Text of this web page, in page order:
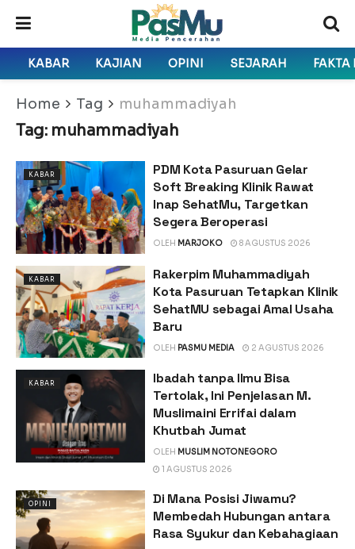
KABAR KAJIAN OPINI SEJARAH FAKTA
Home Tag muhammadiyah
Tag: muhammadiyah
KABAR
PDM Kota Pasuruan Gelar
Soft Breaking Klinik Rawat
Inap SehatMu, Targetkan
Segera Beroperasi
OLEH MARJOKO 8 AGUSTUS 2026
KABAR
Rakerpim Muhammadiyah
Kota Pasuruan Tetapkan Klinik
SehatMU sebagai Amal Usaha
Baru
OLEH PASMU MEDIA 2 AGUSTUS 2026
KABAR
Ibadah tanpa Ilmu Bisa
Tertolak, Ini Penjelasan M.
Muslimaini Errifai dalam
Khutbah Jumat
OLEH MUSLIM NOTONEGORO
1 AGUSTUS 2026
OPINI
Di Mana Posisi Jiwamu?
Membedah Hubungan antara
Rasa Syukur dan Kebahagiaan